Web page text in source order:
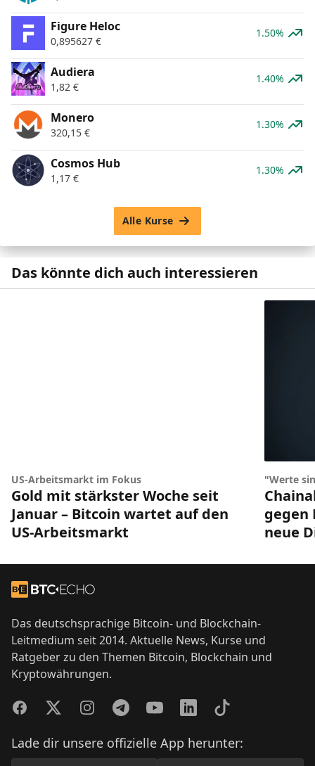
Figure Heloc
0,895627 €
1.50%
Audiera
1,82 €
1.40%
Monero
320,15 €
1.30%
Cosmos Hub
1,17 €
1.30%
Alle Kurse
Das könnte dich auch interessieren
US-Arbeitsmarkt im Fokus
Gold mit stärkster Woche seit
Januar – Bitcoin wartet auf den
US-Arbeitsmarkt
"Werte
gegen
neue
Zur Startseite
Das deutschsprachige Bitcoin- und Blockchain-
Leitmedium seit 2014. Aktuelle News, Kurse und
Ratgeber zu den Themen Bitcoin, Blockchain und
Kryptowährungen.
FacebookTwitterInstagramTelegramYouTubeLinkedInTikTok
Lade dir unsere offizielle App herunter: